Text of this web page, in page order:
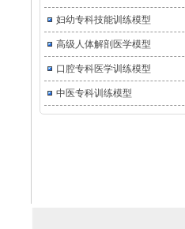
妇幼专科技能训练模型
高级人体解剖医学模型
口腔专科医学训练模型
中医专科训练模型